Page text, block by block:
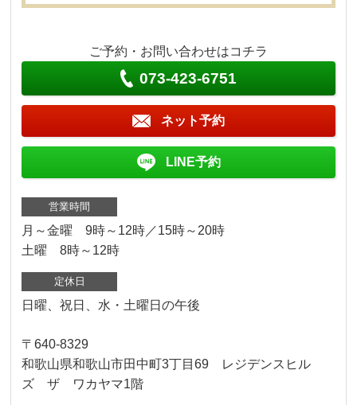
ご予約・お問い合わせはコチラ
073-423-6751
ネット予約
LINE予約
営業時間
月～金曜 9時～12時／15時～20時
土曜 8時～12時
定休日
日曜、祝日、水・土曜日の午後
〒640-8329
和歌山県和歌山市田中町3丁目69 レジデンスヒル
ズ ザ ワカヤマ1階